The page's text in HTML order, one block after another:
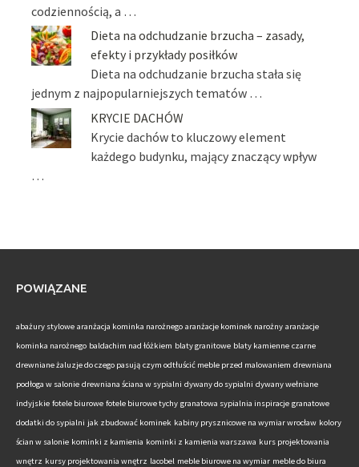
codziennością, a …
Dieta na odchudzanie brzucha – zasady,
efekty i przykłady posiłków
Dieta na odchudzanie brzucha stała się
jednym z najpopularniejszych tematów …
KRYCIE DACHÓW
Krycie dachów to kluczowy element
każdego budynku, mający znaczący wpływ
…
POWIĄZANE
abażury stylowe aranżacja kominka narożnego aranżacje kominek narożny aranżacje
kominka narożnego baldachim nad łóżkiem blaty granitowe blaty kamienne czarne
drewniane żaluzje do czego pasują czym odtłuścić meble przed malowaniem drewniana
podłoga w salonie drewniana ściana w sypialni dywany do sypialni dywany wełniane
indyjskie fotele biurowe fotele biurowe tychy granatowa sypialnia inspiracje granatowe
dodatki do sypialni jak zbudować kominek kabiny prysznicowe na wymiar wrocław kolory
ścian w salonie kominki z kamienia kominki z kamienia warszawa kurs projektowania
wnętrz kursy projektowania wnętrz lacobel meble biurowe na wymiar meble do biura